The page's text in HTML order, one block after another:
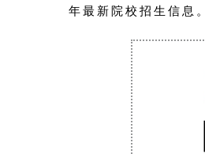
年最新院校招生信息。